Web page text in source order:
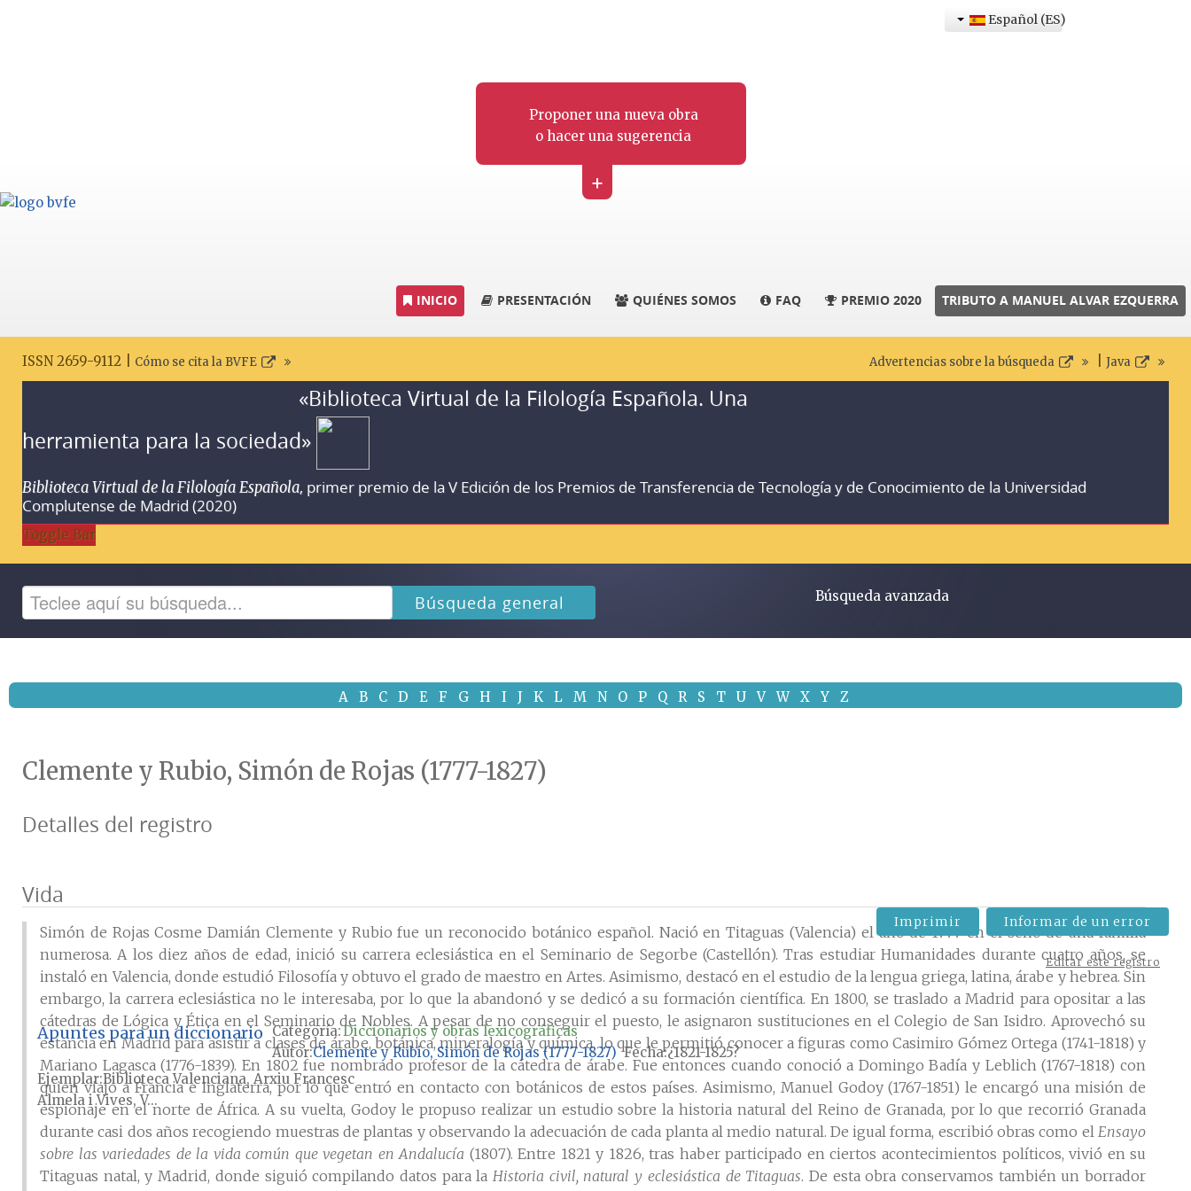
Proponer una nueva obra
o hacer una sugerencia
+
Español (ES)
INICIO PRESENTACIÓN QUIÉNES SOMOS FAQ PREMIO 2020 TRIBUTO A MANUEL ALVAR EZQUERRA
ISSN 2659-9112 | Cómo se cita la BVFE Advertencias sobre la búsqueda Java
«Biblioteca Virtual de la Filología Española. Una
herramienta para la sociedad»
Biblioteca Virtual de la Filología Española, primer premio de la V Edición de los Premios de Transferencia de Tecnología y de Conocimiento de la Universidad
Complutense de Madrid (2020)
Toggle Bar
Búsqueda general Búsqueda avanzada
A B C D E F G H I J K L M N O P Q R S T U V W X Y Z
Clemente y Rubio, Simón de Rojas (1777-1827)
Detalles del registro
Vida
Simón de Rojas Cosme Damián Clemente y Rubio fue un reconocido botánico español. Nació en Titaguas (Valencia) el año de 1777 en el seno de una familia
numerosa. A los diez años de edad, inició su carrera eclesiástica en el Seminario de Segorbe (Castellón). Tras estudiar Humanidades durante cuatro años, se
instaló en Valencia, donde estudió Filosofía y obtuvo el grado de maestro en Artes. Asimismo, destacó en el estudio de la lengua griega, latina, árabe y hebrea. Sin
embargo, la carrera eclesiástica no le interesaba, por lo que la abandonó y se dedicó a su formación científica. En 1800, se traslado a Madrid para opositar a las
cátedras de Lógica y Ética en el Seminario de Nobles. A pesar de no conseguir el puesto, le asignaron sustituciones en el Colegio de San Isidro. Aprovechó su
estancia en Madrid para asistir a clases de árabe, botánica, mineralogía y química, lo que le permitió conocer a figuras como Casimiro Gómez Ortega (1741-1818) y
Mariano Lagasca (1776-1839). En 1802 fue nombrado profesor de la cátedra de árabe. Fue entonces cuando conoció a Domingo Badía y Leblich (1767-1818) con
quien viajo a Francia e Inglaterra, por lo que entró en contacto con botánicos de estos países. Asimismo, Manuel Godoy (1767-1851) le encargó una misión de
espionaje en el norte de África. A su vuelta, Godoy le propuso realizar un estudio sobre la historia natural del Reino de Granada, por lo que recorrió Granada
durante casi dos años recogiendo muestras de plantas y observando la adecuación de cada planta al medio natural. De igual forma, escribió obras como el Ensayo
sobre las variedades de la vida común que vegetan en Andalucía (1807). Entre 1821 y 1826, tras haber participado en ciertos acontecimientos políticos, vivió en su
Titaguas natal, y Madrid, donde siguió compilando datos para la Historia civil, natural y eclesiástica de Titaguas. De esta obra conservamos también un borrador
Imprimir Informar de un error
Editar este registro
Apuntes para un diccionario Categoría:Diccionarios y obras lexicográficas
Autor Clemente y Rubio, Simón de Rojas (1777-1827) Fecha ¿1821-1825?
Ejemplar Biblioteca Valenciana, Arxiu Francesc
Almela i Vives, V...